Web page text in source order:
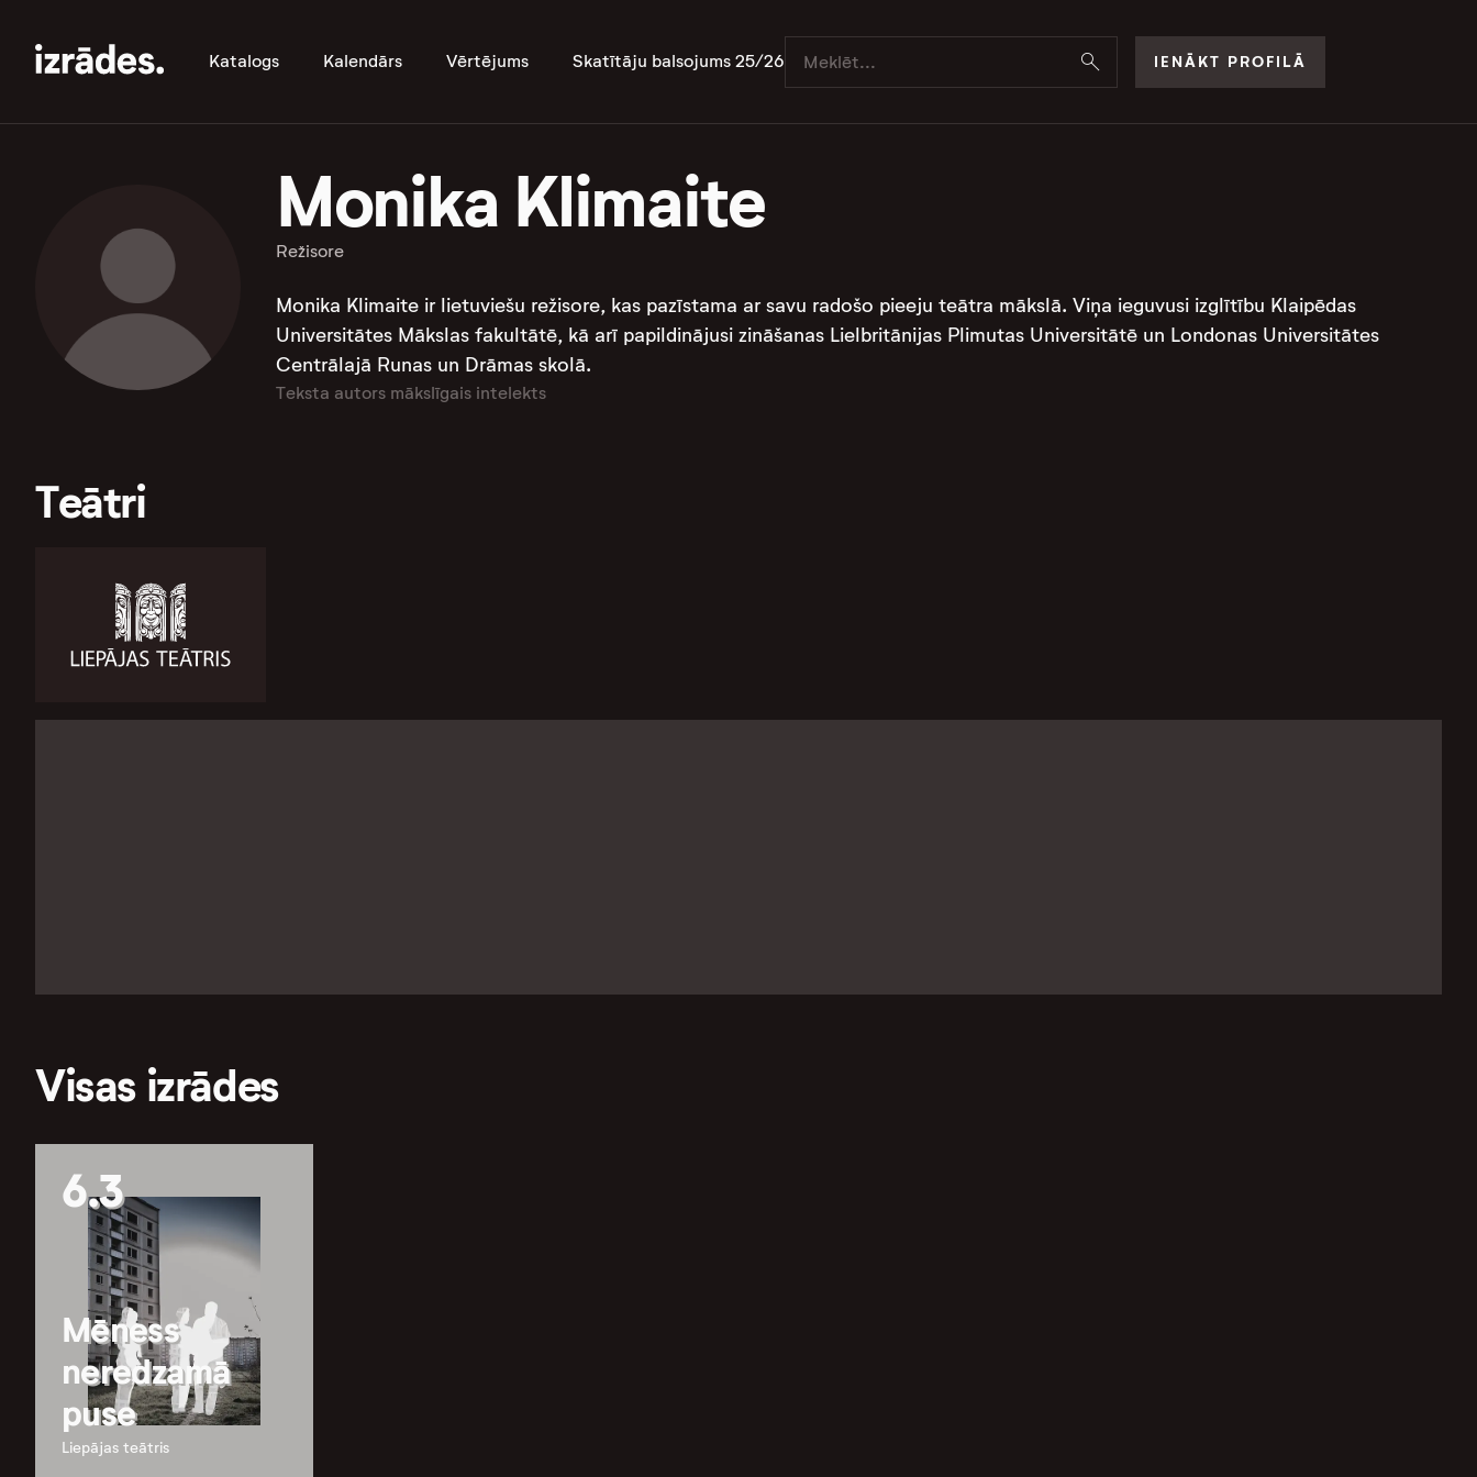
Katalogs Kalendārs Vērtējums Skatītāju balsojums 25/26 IENĀKT PROFILĀ
Monika Klimaite
Režisore
Monika Klimaite ir lietuviešu režisore, kas pazīstama ar savu radošo pieeju teātra mākslā. Viņa ieguvusi izglītību Klaipēdas
Universitātes Mākslas fakultātē, kā arī papildinājusi zināšanas Lielbritānijas Plimutas Universitātē un Londonas Universitātes
Centrālajā Runas un Drāmas skolā.
Teksta autors mākslīgais intelekts
Teātri
Visas izrādes
6.3
Mēness
neredzamā
puse
Liepājas teātris